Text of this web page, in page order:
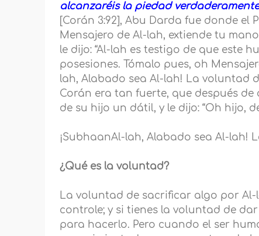
alcanzaréis la piedad
[Corán 3:92], Abu Darda fue donde el
Mensajero de Al-lah, extiende tu
le dijo: “Al-lah es testigo de que este
posesiones. Tómalo pues, oh
lah, Alabado sea Al-lah! La voluntad
Corán era tan fuerte, que después
de su hijo un dátil, y le dijo: “Oh hijo,
¡SubhaanAl-lah, Alabado sea Al-lah!
¿Qué es la voluntad?
La voluntad de sacrificar algo por
controle; y si tienes la voluntad de
para hacerlo. Pero cuando el ser